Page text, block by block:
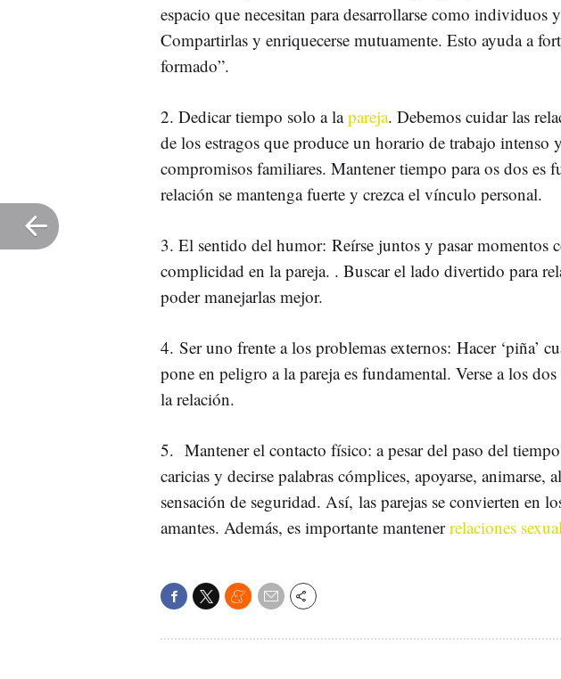
espacio que necesitan para desarrollarse como individuos
Compartirlas y enriquecerse mutuamente. Esto ayuda a
formado”.
2. Dedicar tiempo solo a lapareja. Debemos cuidar las
de los estragos que produce un horario de trabajo intenso
compromisos familiares. Mantener tiempo para os dos es
relación se mantenga fuerte y crezca el vínculo personal.
3. El sentido del humor: Reírse juntos y pasar momentos
complicidad en la pareja. . Buscar el lado divertido para
poder manejarlas mejor.
4. Ser uno frente a los problemas externos: Hacer ‘piña’
pone en peligro a la pareja es fundamental. Verse a los
la relación.
5. Mantener el contacto físico: a pesar del paso del
caricias y decirse palabras cómplices, apoyarse, animarse,
sensación de seguridad. Así, las parejas se convierten en
amantes. Además, es importante mantenerrelaciones